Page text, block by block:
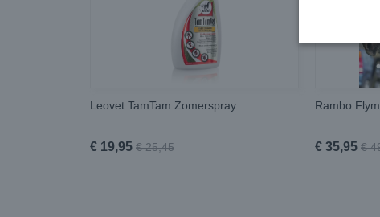
Leovet TamTam Zomerspray
€ 19,95 € 25,45
Rambo
€ 35,95 €